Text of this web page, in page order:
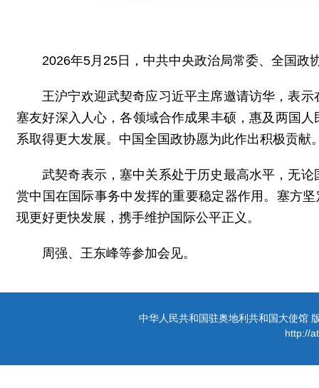
2026年5月25日，中共中央政治局常委、全国政
王沪宁欢迎武契奇应习近平主席邀请访华，表
塞友好深入人心，各领域合作成果丰硕，惠及两国
系取得更大发展。中国全国政协愿为此作出积极贡献
武契奇表示，塞中关系处于历史最高水平，无
赏中国在国际事务中发挥的重要稳定器作用。塞方
现更好更快发展，携手维护国际公平正义。
周强、王东峰等参加会见。
中华人民共和国驻奥地利共和国大使馆
http://